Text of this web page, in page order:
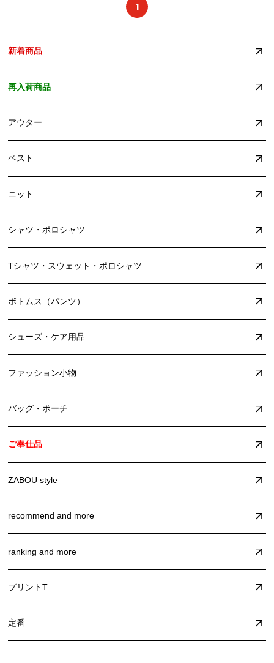
1
新着商品
再入荷商品
アウター
ベスト
ニット
シャツ・ポロシャツ
Tシャツ・スウェット・ポロシャツ
ボトムス（パンツ）
シューズ・ケア用品
ファッション小物
バッグ・ポーチ
ご奉仕品
ZABOU style
recommend and more
ranking and more
プリントT
定番